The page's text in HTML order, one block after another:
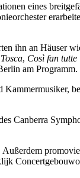
eines
ihn an Häuser
Tosca, Così fan tutte
am Programm.
Canberra